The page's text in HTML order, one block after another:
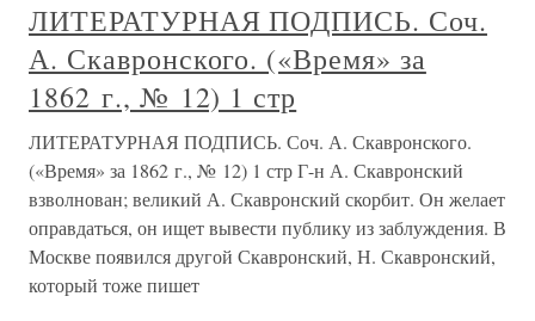
ЛИТЕРАТУРНАЯ ПОДПИСЬ. Соч.
А. Скавронского. («Время» за
1862 г., № 12) 1 стр
ЛИТЕРАТУРНАЯ ПОДПИСЬ. Соч. А. Скавронского.
(«Время» за 1862 г., № 12) 1 стр Г-н А. Скавронский
взволнован; великий А. Скавронский скорбит. Он желает
оправдаться, он ищет вывести публику из заблуждения. В
Москве появился другой Скавронский, Н. Скавронский,
который тоже пишет